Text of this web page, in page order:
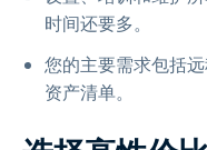
时间还要多。
您的主要需求包括
资产清单。